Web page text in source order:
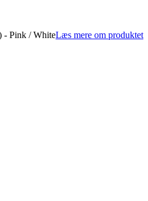
- Pink / WhiteLæs mere om produktet